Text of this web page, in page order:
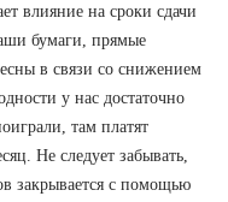
влияние на сроки сдачи
бумаги, прямые
в связи со снижением
у нас достаточно
там платят
Не следует забывать,
закрывается с помощью